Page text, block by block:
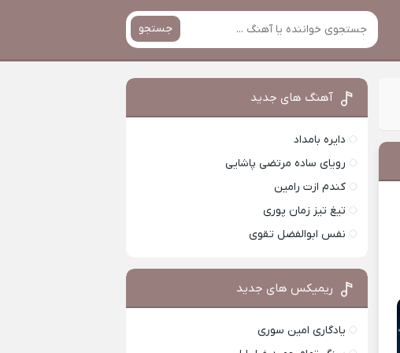
جستجو
آهنگ های جدید
دایره بامداد
رویای ساده مرتضی پاشایی
کندم ازت رامین
تیغ تیز زمان پوری
نفس ابوالفضل تقوی
ریمیکس های جدید
یادگاری امین سوری